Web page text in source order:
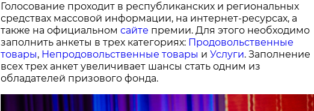
Голосование проходит в республиканских и региональных
средствах массовой информации, на интернет-ресурсах, а
также на официальном сайте премии. Для этого необходимо
заполнить анкеты в трех категориях: Продовольственные
товары, Непродовольственные товары и Услуги. Заполнение
всех трех анкет увеличивает шансы стать одним из
обладателей призового фонда.